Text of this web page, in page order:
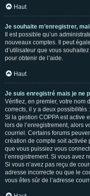
Haut
Je souhaite m’enregistrer,
Il est possible qu’un
nouveaux comptes. Il peut
d’utilisateur que vous
pour obtenir de l’aide.
Haut
Je suis enregistré mais je ne
Vérifiez, en premier, votre nom
corrects, il y a deux possibilités :
Si la gestion COPPA est active
lors de l’enregistrement, alors
courriel. Certains forums
création de compte soit
que vous puissiez vous
l’enregistrement. Si vous avez
Si vous n’avez pas reçu de
adresse incorrecte ou que le
vous êtes sûr de l’adresse